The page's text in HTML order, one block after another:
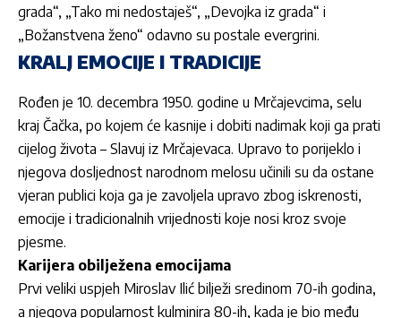
grada“, „Tako mi nedostaješ“, „Devojka iz grada“ i
„Božanstvena ženo“ odavno su postale evergrini.
KRALJ EMOCIJE I TRADICIJE
Rođen je 10. decembra 1950. godine u Mrčajevcima, selu
kraj Čačka, po kojem će kasnije i dobiti nadimak koji ga prati
cijelog života – Slavuj iz Mrčajevaca. Upravo to porijeklo i
njegova dosljednost narodnom melosu učinili su da ostane
vjeran publici koja ga je zavoljela upravo zbog iskrenosti,
emocije i tradicionalnih vrijednosti koje nosi kroz svoje
pjesme.
Karijera obilježena emocijama
Prvi veliki uspjeh Miroslav Ilić bilježi sredinom 70-ih godina,
a njegova popularnost kulminira 80-ih, kada je bio među